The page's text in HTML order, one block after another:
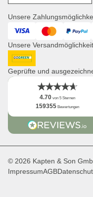
Uhren
Jobs
Presse
Kooperationsanfragen
Distribution & B2B
Newsletter
App
Unsere
Visa Mastercard PayPal
Unsere
DHL GoGreen
Geprüfte und
4.70 von 5 Sternen
159355 Bewertungen
© 2026 Kapten & Son
ImpressumAGB